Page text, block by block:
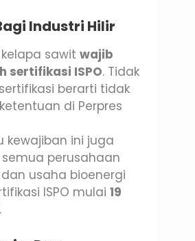
Industri Hilir
sawit wajib
sertifikasi ISPO. Tidak
berarti tidak
di Perpres
kewajiban ini juga
perusahaan
usaha bioenergi
ISPO mulai 19
.